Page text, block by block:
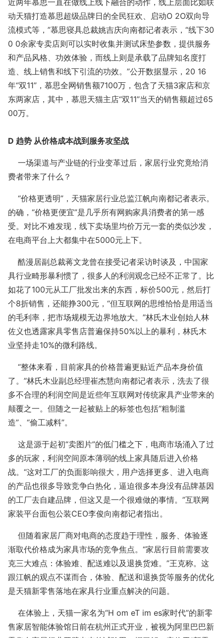
近两年慕思一直在做线上线下融合的动作，线上层面比如联
动天猫打造慕思超级品牌日的全民狂欢、启动O 2O双向导
流模式等，”慕思寝具总裁姚吉庆向南都记者表示，“线下30
0 0余家专卖店则可以实时收集并测试床垫参数，提供服务
和产品风格、功效体验，而线上则是承载了品牌知名度打
造、线上销售和线下引流的功效。”公开数据显示，20 16
年“双11”，慕思全网销售额7100万，包含了天猫3家店和京
东两家店，其中，慕思天猫主店“双11”当天的销售额超过65
00万。
D 趋势 从价格成本战到服务攻坚战
一场渠道与产业链的行业变革过后，家居行业究竟给消
费者带来了什么？
“价格更透明”，天猫家居行业总监江帆向南都记者表示。
的确，“价格更便宜”是几乎所有网购家具消费者的第一感
受。对比不难发现，线下卖场里均价万元一套的类似沙发，
在电商平台上大都集中在5000元上下。
酷漫居副总裁蒋文龙曾在接受记者采访时谈及，中国家
具行业畸形暴利惯了，很多人的利润观念已经不正常了。比
如花了100元从工厂批发出来的东西，标价500元，然后打
个8折销售，还能挣300元，“但互联网的思维恰恰是用适当
的毛利率，把市场规模无边界地放大。”林氏木业创始人林
佐义也透露家具零售店普遍保持50%以上的暴利，林氏木
业坚持走10%的微利路线。
“整体来看，目前家具的价格普遍更贴近产品本身价值
了。”林氏木业副总经理崔杰慧向南都记者表示，洗去了很
多不合理的利润空间是近些年互联网对传统家具产业带来的
颠覆之一。但随之一起被贴上的标签也包括“粗制滥
造”、“偷工减料”。
这是源于起初“卖图片”的低门槛之下，电商市场涌入了过
多的玩家，利润空间原本薄弱的线上家具随后进入价格
战。“这对工厂的负面影响很大，用户选择更多、进入电商
的产品也很多导致竞争白热化，逼迫很多本身没有品牌基因
的工厂去自建品牌，但这又是一个很难做的事情。”互联网
家装平台面包公装CEO李俊向南都记者指出。
但随着家居厂商对电商的态度趋于理性，服务、体验逐
渐取代价格成为家具市场的竞争焦点。“家居行目前需要攻
克三大难点：体验难、配送难以及退换货难。”王克称。这
跟江帆的观点不谋而合，体验、配送和退换货等服务的优化
是天猫新零售落地在家具行业重点解决的问题。
在体验上，天猫一家名为“H om eT im es家时代”的新零
售家居智能体验馆日前在杭州正式开业，被视为阿里巴巴新